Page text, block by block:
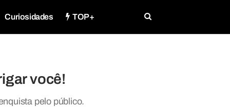
Curiosidades TOP+
você!
pelo público.